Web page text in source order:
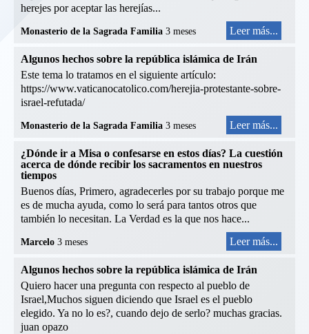
herejes por aceptar las herejías...
Monasterio de la Sagrada Familia 3 meses Leer más...
Algunos hechos sobre la república islámica de Irán
Este tema lo tratamos en el siguiente artículo:
https://www.vaticanocatolico.com/herejia-protestante-sobre-
israel-refutada/
Monasterio de la Sagrada Familia 3 meses Leer más...
¿Dónde ir a Misa o confesarse en estos días? La cuestión
acerca de dónde recibir los sacramentos en nuestros
tiempos
Buenos días, Primero, agradecerles por su trabajo porque me
es de mucha ayuda, como lo será para tantos otros que
también lo necesitan. La Verdad es la que nos hace...
Marcelo 3 meses Leer más...
Algunos hechos sobre la república islámica de Irán
Quiero hacer una pregunta con respecto al pueblo de
Israel,Muchos siguen diciendo que Israel es el pueblo
elegido. Ya no lo es?, cuando dejo de serlo? muchas gracias.
juan opazo